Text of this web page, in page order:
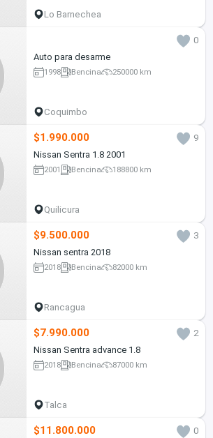
Lo Barnechea
0
Auto para desarme
1998 Bencina 250000 km
Coquimbo
$1.990.000
9
Nissan Sentra 1.8 2001
2001 Bencina 188800 km
Quilicura
$9.500.000
3
Nissan sentra 2018
2018 Bencina 82000 km
Rancagua
$7.990.000
2
Nissan Sentra advance 1.8
2018 Bencina 87000 km
Talca
$11.800.000 0